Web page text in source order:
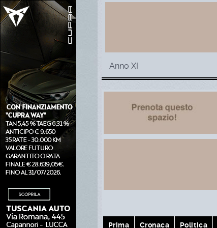
Anno XI
Prima Cronaca Politica